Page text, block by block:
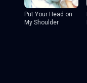
Put Your Head on
My Shoulder